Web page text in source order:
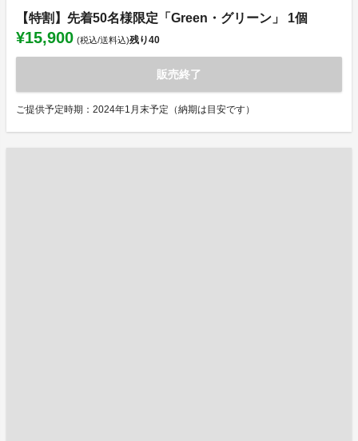
【特割】先着50名様限定「Green・グリーン」 1個
¥15,900 (税込/送料込)残り40
販売終了
ご提供予定時期：2024年1月末予定（納期は目安です）